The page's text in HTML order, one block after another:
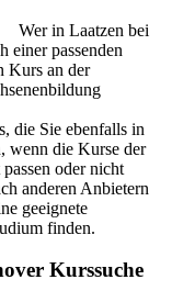
Wer in Laatzen bei
einer passenden
Kurs an der
die Sie ebenfalls in
wenn die Kurse der
oder nicht
anderen Anbietern
geeignete
finden.
Kurssuche